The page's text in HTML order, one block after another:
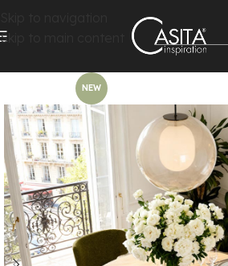
Skip to main content
NEW